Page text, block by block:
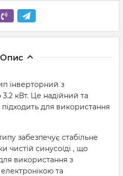
Опис
інверторний з
кВт. Це надійний та
для використання
забезпечує стабільне
чистій синусоїді , що
використання з
та